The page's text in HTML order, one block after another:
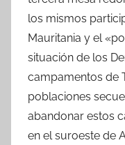
los mismos
Mauritania y el
situación de los
campamentos de
poblaciones
abandonar estos
en el suroeste de